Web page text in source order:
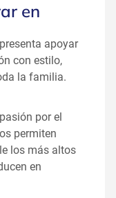
en
apoyar
con estilo,
la familia.
por el
permiten
los más altos
en